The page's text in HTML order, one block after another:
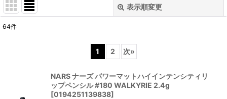
表示順変更
絞り込む
64件
1 2 次»
NARS ナーズ パワーマットハイインテンシティリ
ップペンシル #180 WALKYRIE 2.4g
[0194251139838]